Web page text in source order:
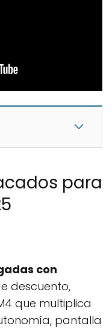
para
con
descuento,
que multiplica
pantalla